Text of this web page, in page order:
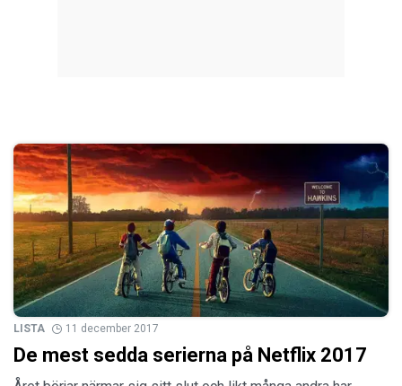
LISTA 11 december 2017
De mest sedda serierna på Netflix 2017